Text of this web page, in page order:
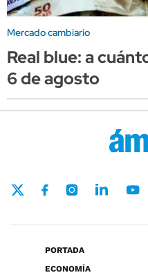
Mercado cambiario
Real blue: a
6 de agosto
PORTADA
ECONOMÍA